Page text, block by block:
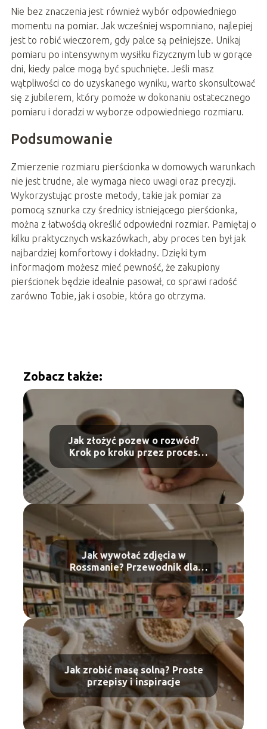
Nie bez znaczenia jest również wybór odpowiedniego
momentu na pomiar. Jak wcześniej wspomniano, najlepiej
jest to robić wieczorem, gdy palce są pełniejsze. Unikaj
pomiaru po intensywnym wysiłku fizycznym lub w gorące
dni, kiedy palce mogą być spuchnięte. Jeśli masz
wątpliwości co do uzyskanego wyniku, warto skonsultować
się z jubilerem, który pomoże w dokonaniu ostatecznego
pomiaru i doradzi w wyborze odpowiedniego rozmiaru.
Podsumowanie
Zmierzenie rozmiaru pierścionka w domowych warunkach
nie jest trudne, ale wymaga nieco uwagi oraz precyzji.
Wykorzystując proste metody, takie jak pomiar za
pomocą sznurka czy średnicy istniejącego pierścionka,
można z łatwością określić odpowiedni rozmiar. Pamiętaj o
kilku praktycznych wskazówkach, aby proces ten był jak
najbardziej komfortowy i dokładny. Dzięki tym
informacjom możesz mieć pewność, że zakupiony
pierścionek będzie idealnie pasował, co sprawi radość
zarówno Tobie, jak i osobie, która go otrzyma.
Zobacz także:
Jak złożyć pozew o rozwód?
Krok po kroku przez proces
prawny
Jak wywołać zdjęcia w
Rossmanie? Przewodnik dla
początkujących
Jak zrobić masę solną? Proste
przepisy i inspiracje